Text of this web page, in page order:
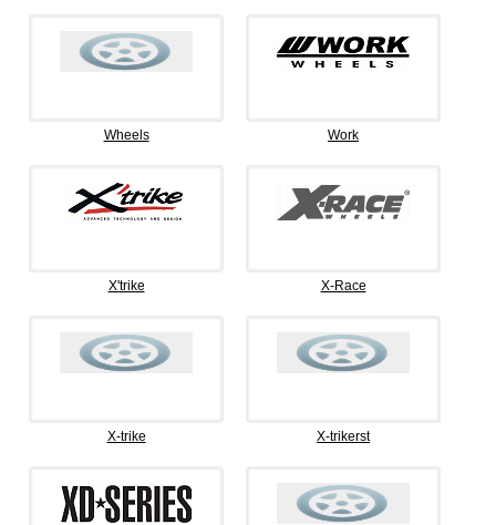
Wheels Work
X'trike X-Race
X-trike X-trikerst